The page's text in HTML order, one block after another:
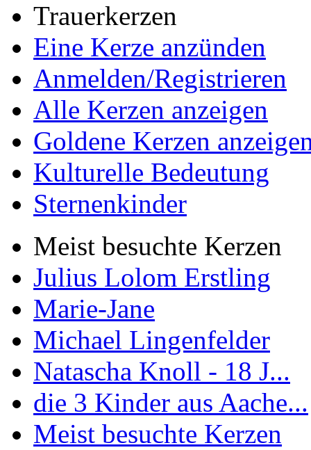
Trauerkerzen
Eine Kerze anzünden
Anmelden/Registrieren
Alle Kerzen anzeigen
Goldene Kerzen
Kulturelle Bedeutung
Sternenkinder
Meist besuchte Kerzen
Julius Lolom Erstling
Marie-Jane
Michael Lingenfelder
Natascha Knoll - 18 J...
die 3 Kinder aus Aache...
Meist besuchte Kerzen